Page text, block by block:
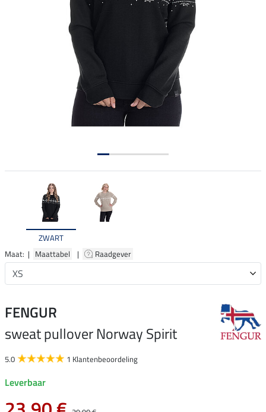
ZWART
Maat: | Maattabel | Raadgever
FENGUR
sweat pullover Norway Spirit
5.0 1 Klantenbeoordeling
Leverbaar